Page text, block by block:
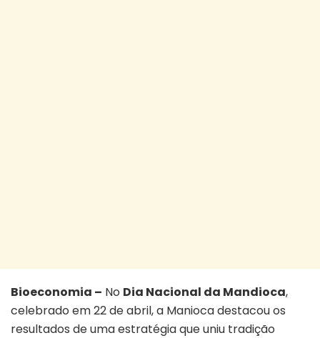
Bioeconomia – No Dia Nacional da Mandioca,
celebrado em 22 de abril, a Maniocadestacou os
resultados de uma estratégia que uniu tradição